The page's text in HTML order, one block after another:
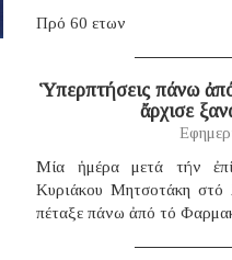
Πρό 60 ετων
Ὑπερπτήσεις πάνω
ἄρχισε
Μία ἡμέρα μετά τήν
Κυριάκου Μητσοτάκη στό
πέταξε πάνω ἀπό τό